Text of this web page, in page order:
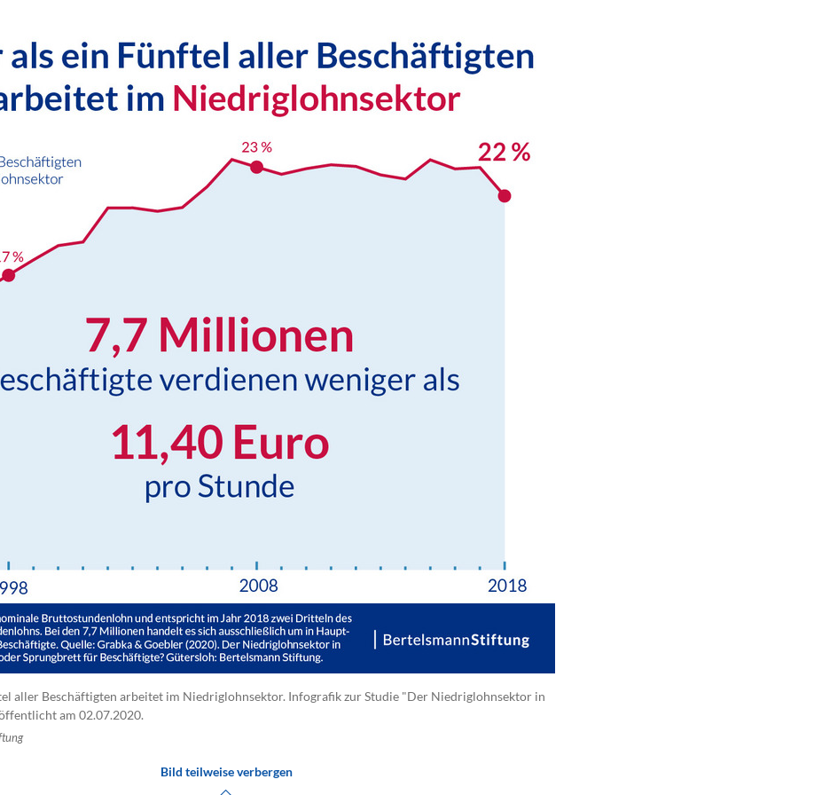
aller Beschäftigten arbeitet im Niedriglohnsektor. Infografik zur Studie "Der Niedriglohnsektor in
am 02.07.2020.
Bild teilweise verbergen